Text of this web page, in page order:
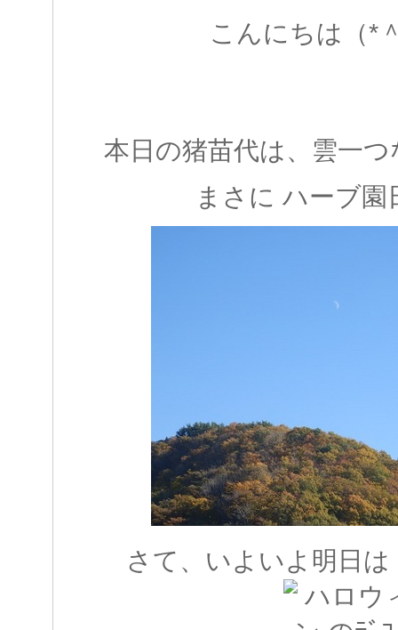
こんにちは（*
本日の猪苗代は、雲一
まさに ハーブ園
さて、いよいよ明日